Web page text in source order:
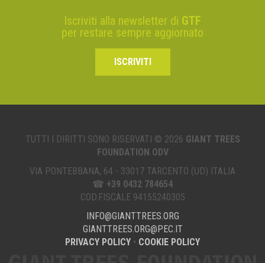
Iscriviti alla newsletter di GTF
per restare sempre aggiornato
ISCRIVITI
TUTTI I DIRITTI SONO RISERVATI © 2026 GIANT TREES
FOUNDATION ODV
VIA PONTEBBANA, 64 - 33017 TARCENTO (UD) ITALIA
☎ +39 0432 784654
COD.FISCALE 94155240305
INFO@GIANTTREES.ORG
GIANTTREES.ORG@PEC.IT
PRIVACY POLICY • COOKIE POLICY